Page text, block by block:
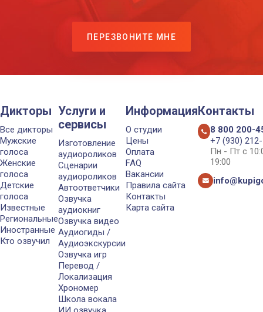
ПЕРЕЗВОНИТЕ МНЕ
Дикторы
Все дикторы
Мужские
голоса
Женские
голоса
Детские
голоса
Известные
Региональные
Иностранные
Кто озвучил
Услуги и
сервисы
Изготовление
аудиороликов
Сценарии
аудиороликов
Автоответчики
Озвучка
аудиокниг
Озвучка видео
Аудиогиды /
Аудиоэкскурсии
Озвучка игр
Перевод /
Локализация
Хрономер
Школа вокала
Информация
О студии
Цены
Оплата
FAQ
Вакансии
Правила сайта
Контакты
Карта сайта
Контакты
8 800 200-
+7 (930)
Пн - Пт с
19:00